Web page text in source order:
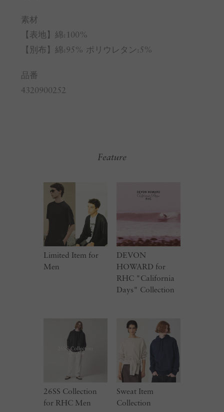
素材
【表地】綿:100%
【別布】綿:95% ポリウレタン:5%
品番
4320900252
Feature
Limited Item for
Men
DEVON
HOWARD for
RHC "California
Days" Collection
26SS Collection
for RHC Men
Sweat Item
Collection